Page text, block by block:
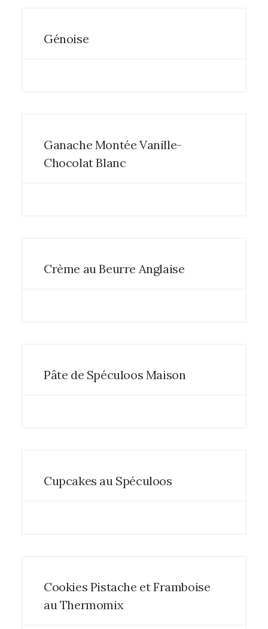
Génoise
Ganache Montée Vanille-
Chocolat Blanc
Crème au Beurre Anglaise
Pâte de Spéculoos Maison
Cupcakes au Spéculoos
Cookies Pistache et Framboise
au Thermomix